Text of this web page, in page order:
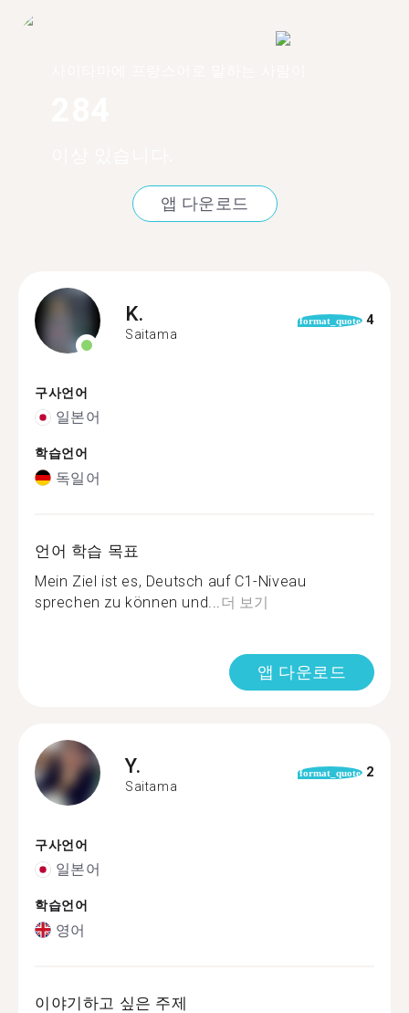
앱 다운로드
K.
Saitama
format_quote 4
구사언어
일본어
학습언어
독일어
언어 학습 목표
Mein Ziel ist es, Deutsch auf C1-Niveau
sprechen zu können und... 더 보기
앱 다운로드
Y.
Saitama
format_quote 2
구사언어
일본어
학습언어
영어
이야기하고 싶은 주제